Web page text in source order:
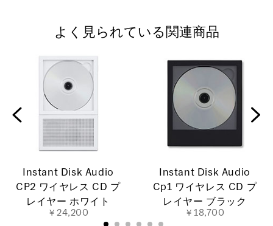
よく見られている関連商品
Instant Disk Audio
CP2 ワイヤレス CD プ
レイヤー ホワイト
￥24,200
Instant Disk Audio
Cp1 ワイヤレス CD プ
レイヤー ブラック
￥18,700